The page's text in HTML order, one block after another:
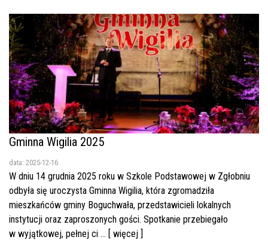
Gminna Wigilia 2025
data: 2025-12-16
W dniu 14 grudnia 2025 roku w Szkole Podstawowej w Zgłobniu
odbyła się uroczysta Gminna Wigilia, która zgromadziła
mieszkańców gminy Boguchwała, przedstawicieli lokalnych
instytucji oraz zaproszonych gości. Spotkanie przebiegało
w wyjątkowej, pełnej ci ... [ więcej ]